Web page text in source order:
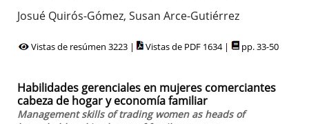
Josué Quirós-Gómez, Susan Arce-Gutiérrez
Vistas de resúmen 3223 | Vistas de PDF 1634 | pp. 33-50
Habilidades gerenciales en mujeres comerciantes
cabeza de hogar y economía familiar
Management skills of trading women as heads of